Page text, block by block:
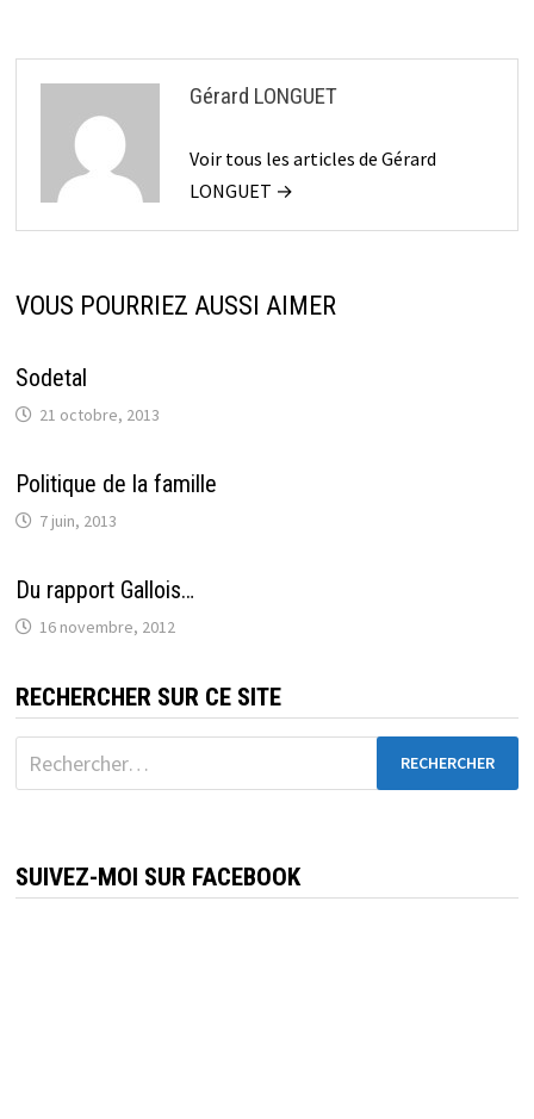
Gérard LONGUET
Voir tous les articles de Gérard
LONGUET →
VOUS POURRIEZ AUSSI AIMER
Sodetal
21 octobre, 2013
Politique de la famille
7 juin, 2013
Du rapport Gallois…
16 novembre, 2012
RECHERCHER SUR CE SITE
Rechercher :
SUIVEZ-MOI SUR FACEBOOK